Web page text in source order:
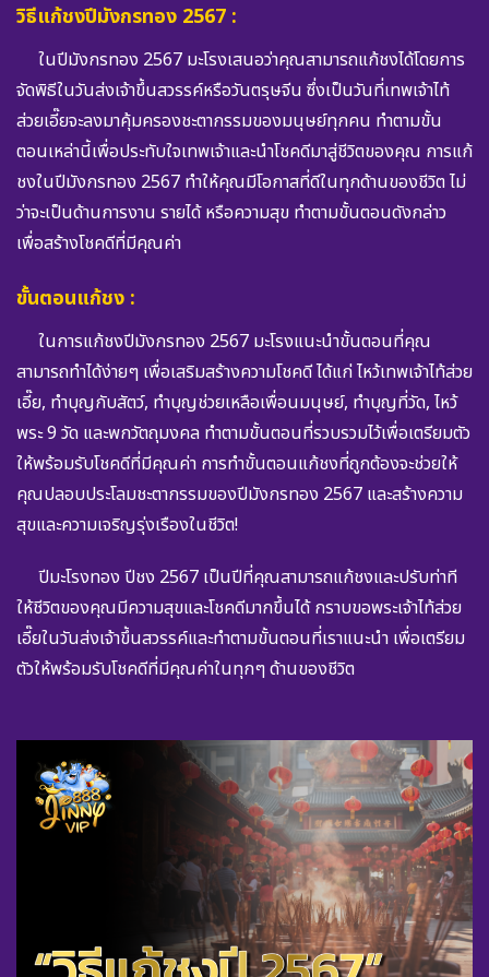
วิธีแก้ชงปีมังกรทอง 2567 :
ในปีมังกรทอง 2567 มะโรงเสนอว่าคุณสามารถแก้ชงได้โดยการ
จัดพิธีในวันส่งเจ้าขึ้นสวรรค์หรือวันตรุษจีน ซึ่งเป็นวันที่เทพเจ้าไท้
ส่วยเอี๊ยจะลงมาคุ้มครองชะตากรรมของมนุษย์ทุกคน ทำตามขั้น
ตอนเหล่านี้เพื่อประทับใจเทพเจ้าและนำโชคดีมาสู่ชีวิตของคุณ การแก้
ชงในปีมังกรทอง 2567 ทำให้คุณมีโอกาสที่ดีในทุกด้านของชีวิต ไม่
ว่าจะเป็นด้านการงาน รายได้ หรือความสุข ทำตามขั้นตอนดังกล่าว
เพื่อสร้างโชคดีที่มีคุณค่า
ขั้นตอนแก้ชง :
ในการแก้ชงปีมังกรทอง 2567 มะโรงแนะนำขั้นตอนที่คุณ
สามารถทำได้ง่ายๆ เพื่อเสริมสร้างความโชคดี ได้แก่ ไหว้เทพเจ้าไท้ส่วย
เอี๊ย, ทำบุญกับสัตว์, ทำบุญช่วยเหลือเพื่อนมนุษย์, ทำบุญที่วัด, ไหว้
พระ 9 วัด และพกวัตถุมงคล ทำตามขั้นตอนที่รวบรวมไว้เพื่อเตรียมตัว
ให้พร้อมรับโชคดีที่มีคุณค่า การทำขั้นตอนแก้ชงที่ถูกต้องจะช่วยให้
คุณปลอบประโลมชะตากรรมของปีมังกรทอง 2567 และสร้างความ
สุขและความเจริญรุ่งเรืองในชีวิต!
ปีมะโรงทอง ปีชง 2567 เป็นปีที่คุณสามารถแก้ชงและปรับท่าที
ให้ชีวิตของคุณมีความสุขและโชคดีมากขึ้นได้ กราบขอพระเจ้าไท้ส่วย
เอี๊ยในวันส่งเจ้าขึ้นสวรรค์และทำตามขั้นตอนที่เราแนะนำ เพื่อเตรียม
ตัวให้พร้อมรับโชคดีที่มีคุณค่าในทุกๆ ด้านของชีวิต